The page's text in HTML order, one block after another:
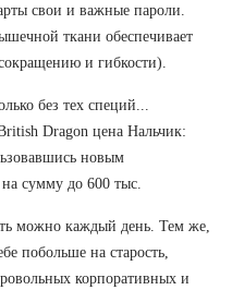
свои и важные пароли.
ткани обеспечивает
и гибкости).
без тех специй...
Dragon цена Нальчик:
новым
сумму до 600 тыс.
можно каждый день. Тем же,
побольше на старость,
корпоративных и